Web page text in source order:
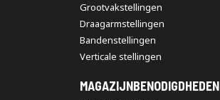
Grootvakstellingen
Draagarmstellingen
Bandenstellingen
Verticale stellingen
MAGAZIJNBENODIGDHEDEN